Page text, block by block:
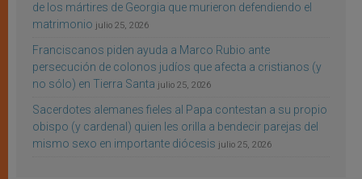
de los mártires de Georgia que murieron defendiendo el
matrimonio julio 25, 2026
Franciscanos piden ayuda a Marco Rubio ante
persecución de colonos judíos que afecta a cristianos (y
no sólo) en Tierra Santa julio 25, 2026
Sacerdotes alemanes fieles al Papa contestan a su propio
obispo (y cardenal) quien les orilla a bendecir parejas del
mismo sexo en importante diócesis julio 25, 2026